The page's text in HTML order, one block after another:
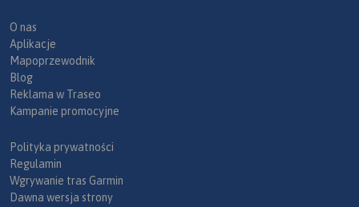
O nas
Aplikacje
Mapoprzewodnik
Blog
Reklama w Traseo
Kampanie promocyjne
Polityka prywatności
Regulamin
Wgrywanie tras Garmin
Dawna wersja strony